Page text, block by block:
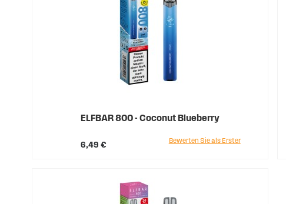
ELFBAR 800 - Coconut Blueberry
6,49 €
Bewerten Sie als Erster